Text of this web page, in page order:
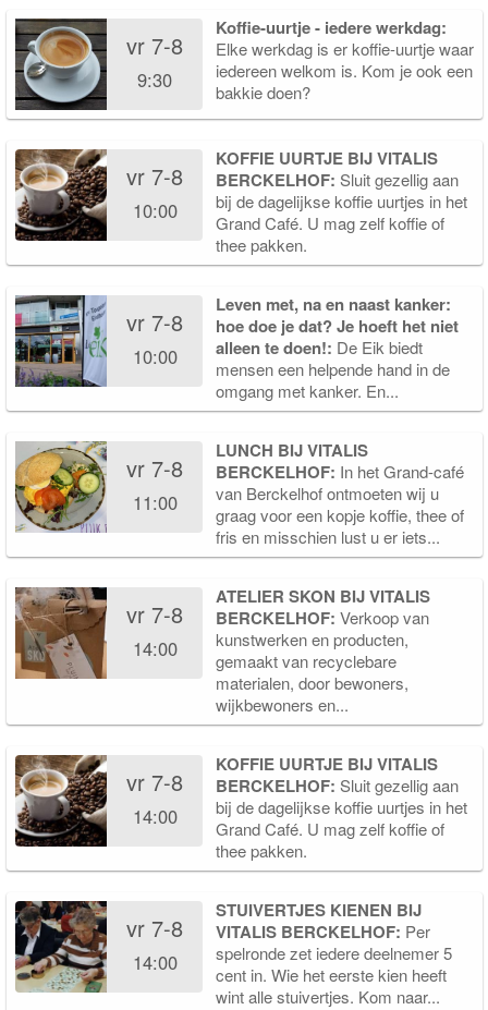
vr 7-8
9:30
Koffie-uurtje - iedere werkdag:
Elke werkdag is er koffie-uurtje waar
iedereen welkom is. Kom je ook een
bakkie doen?
vr 7-8
10:00
KOFFIE UURTJE BIJ VITALIS
BERCKELHOF: Sluit gezellig aan
bij de dagelijkse koffie uurtjes in het
Grand Café. U mag zelf koffie of
thee pakken.
vr 7-8
10:00
Leven met, na en naast kanker:
hoe doe je dat? Je hoeft het niet
alleen te doen!: De Eik biedt
mensen een helpende hand in de
omgang met kanker. En...
vr 7-8
11:00
LUNCH BIJ VITALIS
BERCKELHOF: In het Grand-café
van Berckelhof ontmoeten wij u
graag voor een kopje koffie, thee of
fris en misschien lust u er iets...
vr 7-8
14:00
ATELIER SKON BIJ VITALIS
BERCKELHOF: Verkoop van
kunstwerken en producten,
gemaakt van recyclebare
materialen, door bewoners,
wijkbewoners en...
vr 7-8
14:00
KOFFIE UURTJE BIJ VITALIS
BERCKELHOF: Sluit gezellig aan
bij de dagelijkse koffie uurtjes in het
Grand Café. U mag zelf koffie of
thee pakken.
vr 7-8
14:00
STUIVERTJES KIENEN BIJ
VITALIS BERCKELHOF: Per
spelronde zet iedere deelnemer 5
cent in. Wie het eerste kien heeft
wint alle stuivertjes. Kom naar...